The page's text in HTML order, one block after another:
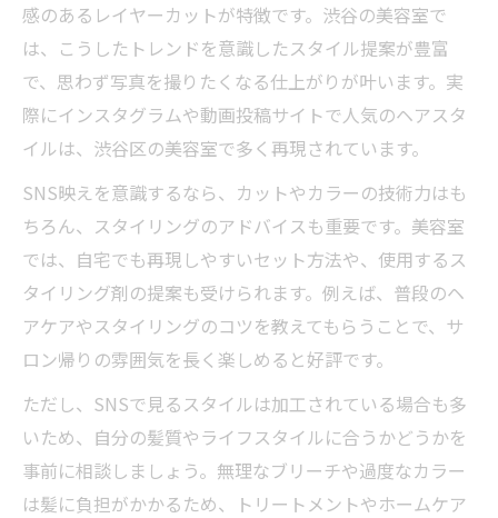
感のあるレイヤーカットが特徴です。渋谷の美容室で
は、こうしたトレンドを意識したスタイル提案が豊富
で、思わず写真を撮りたくなる仕上がりが叶います。実
際にインスタグラムや動画投稿サイトで人気のヘアスタ
イルは、渋谷区の美容室で多く再現されています。
SNS映えを意識するなら、カットやカラーの技術力はも
ちろん、スタイリングのアドバイスも重要です。美容室
では、自宅でも再現しやすいセット方法や、使用するス
タイリング剤の提案も受けられます。例えば、普段のヘ
アケアやスタイリングのコツを教えてもらうことで、サ
ロン帰りの雰囲気を長く楽しめると好評です。
ただし、SNSで見るスタイルは加工されている場合も多
いため、自分の髪質やライフスタイルに合うかどうかを
事前に相談しましょう。無理なブリーチや過度なカラー
は髪に負担がかかるため、トリートメントやホームケア